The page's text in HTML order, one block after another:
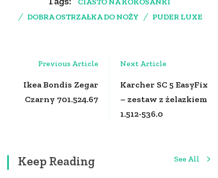
CIASTO NA KOKOSANKI
DOBRA OSTRZAŁKA DO NOŻY
PUDER LUXE
Previous Article
Ikea Bondis Zegar
Czarny 701.524.67
Next Article
Karcher SC 5 EasyFix
– zestaw z żelazkiem
1.512-536.0
Keep Reading See All